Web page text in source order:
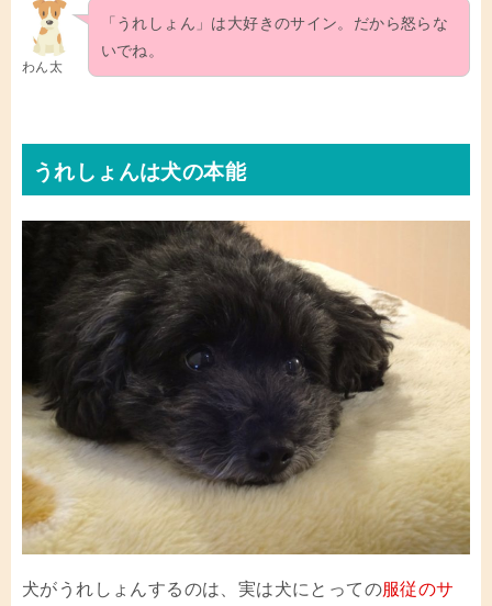
わん太
「うれしょん」は大好きのサイン。だから怒らな
いでね。
うれしょんは犬の本能
犬がうれしょんするのは、実は犬にとっての服従のサ